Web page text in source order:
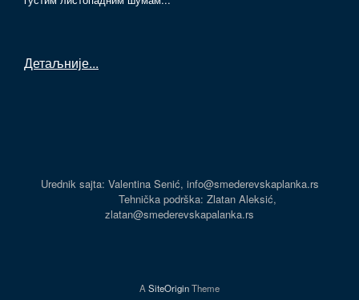
Детаљније...
Urednik sajta: Valentina Senić, info@smederevskaplanka.rs
Tehnička podrška: Zlatan Aleksić,
zlatan@smederevskapalanka.rs
A SiteOriginTheme